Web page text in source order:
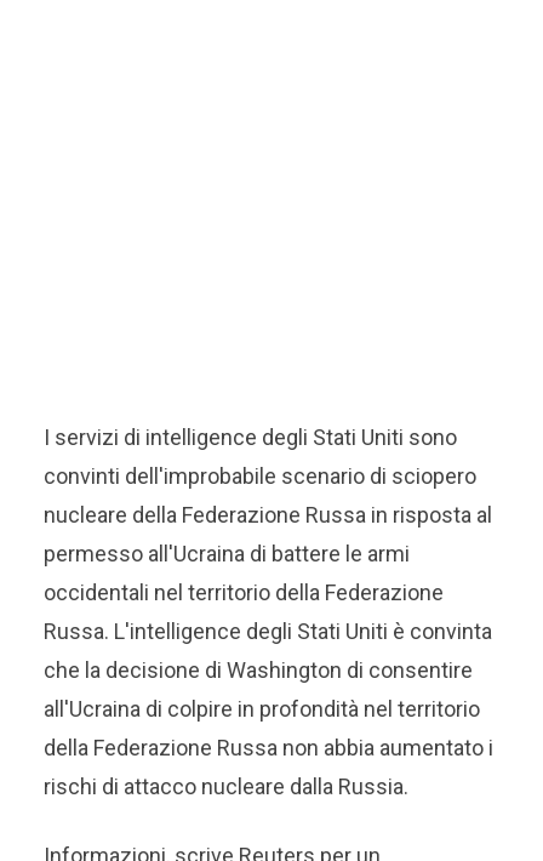
I servizi di intelligence degli Stati Uniti sono
convinti dell'improbabile scenario di sciopero
nucleare della Federazione Russa in risposta al
permesso all'Ucraina di battere le armi
occidentali nel territorio della Federazione
Russa. L'intelligence degli Stati Uniti è convinta
che la decisione di Washington di consentire
all'Ucraina di colpire in profondità nel territorio
della Federazione Russa non abbia aumentato i
rischi di attacco nucleare dalla Russia.
Informazioni, scrive Reuters per un